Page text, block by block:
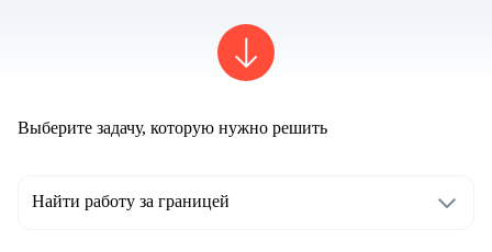
Выберите задачу, которую нужно решить
Найти работу за границей